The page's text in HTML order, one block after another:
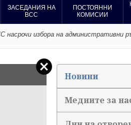
ЗАСЕДАНИЯ НА
ВСС
ПОСТОЯННИ
КОМИСИИ
насрочи избора на административни
Новини
Медиите за